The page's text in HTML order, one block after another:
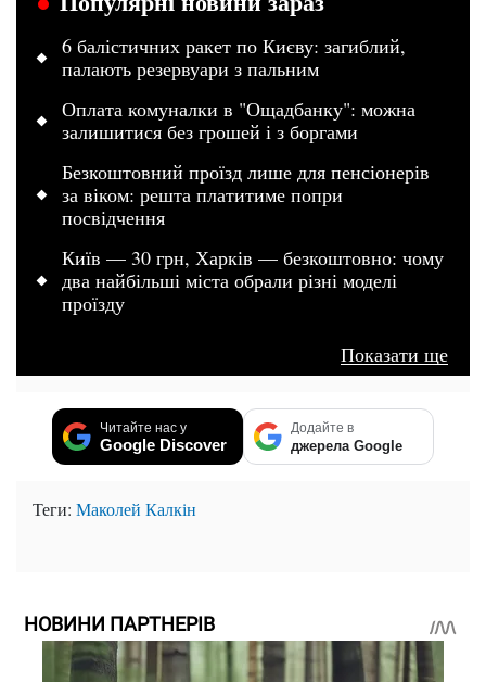
6 балістичних ракет по Києву: загиблий,
палають резервуари з пальним
Оплата комуналки в "Ощадбанку": можна
залишитися без грошей і з боргами
Безкоштовний проїзд лише для пенсіонерів
за віком: решта платитиме попри
посвідчення
Київ — 30 грн, Харків — безкоштовно: чому
два найбільші міста обрали різні моделі
проїзду
Показати ще
Читайте нас у
Google Discover
Додайте в
джерела Google
Теги: Маколей Калкін
НОВИНИ ПАРТНЕРІВ